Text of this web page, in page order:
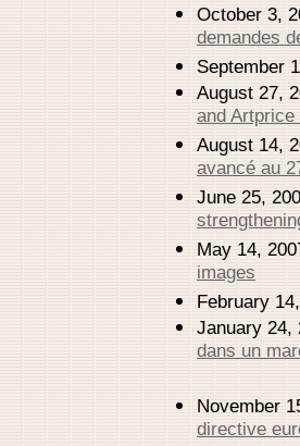
October 3,
demandes
September
August 27,
and
August 14,
avancé au
June 25,
May 14,
images
February
January 24,
dans un
November
directive